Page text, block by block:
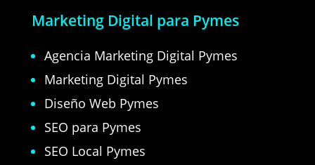
Marketing Digital para Pymes
Agencia Marketing Digital Pymes
Marketing Digital Pymes
Diseño Web Pymes
SEO para Pymes
SEO Local Pymes